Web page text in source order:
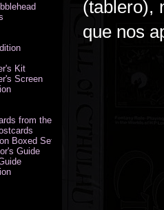
(tablero),
que nos
Kit
Screen
from the Smoke
Boxed Set
Guide